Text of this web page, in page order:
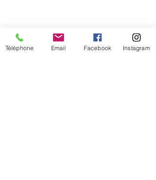
Téléphone Email Facebook Instagram